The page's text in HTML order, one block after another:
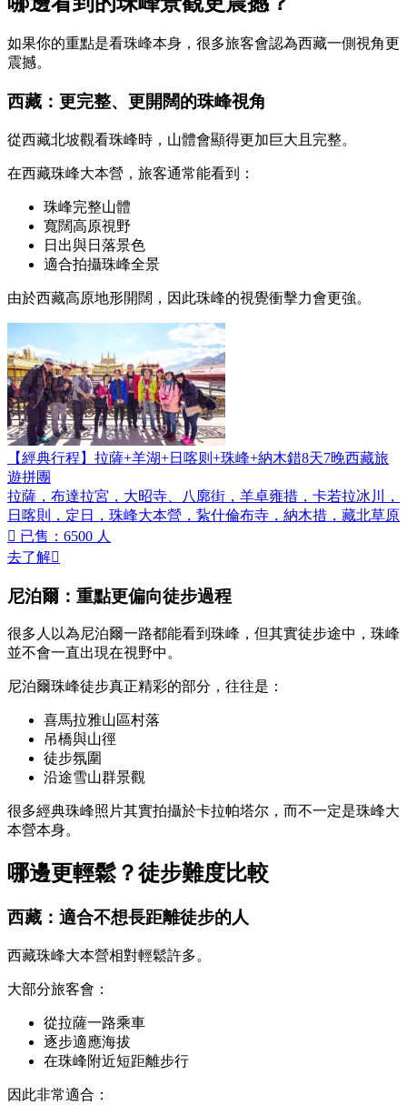
如果你的重點是看珠峰本身，很多旅客會認為西藏一側視角更
震撼。
西藏：更完整、更開闊的珠峰視角
從西藏北坡觀看珠峰時，山體會顯得更加巨大且完整。
在西藏珠峰大本營，旅客通常能看到：
珠峰完整山體
寬闊高原視野
日出與日落景色
適合拍攝珠峰全景
由於西藏高原地形開闊，因此珠峰的視覺衝擊力會更強。
【經典行程】拉薩+羊湖+日喀则+珠峰+納木錯8天7晚西藏旅
遊拼團
拉薩，布達拉宮，大昭寺、八廓街，羊卓雍措，卡若拉冰川，
日喀則，定日，珠峰大本營，紥什倫布寺，納木措，藏北草原
 已售：6500 人
去了解
尼泊爾：重點更偏向徒步過程
很多人以為尼泊爾一路都能看到珠峰，但其實徒步途中，珠峰
並不會一直出現在視野中。
尼泊爾珠峰徒步真正精彩的部分，往往是：
喜馬拉雅山區村落
吊橋與山徑
徒步氛圍
沿途雪山群景觀
很多經典珠峰照片其實拍攝於卡拉帕塔尔，而不一定是珠峰大
本營本身。
哪邊更輕鬆？徒步難度比較
西藏：適合不想長距離徒步的人
西藏珠峰大本營相對輕鬆許多。
大部分旅客會：
從拉薩一路乘車
逐步適應海拔
在珠峰附近短距離步行
因此非常適合：